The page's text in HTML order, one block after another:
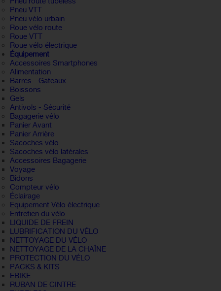
Pneu VTT
Pneu vélo urbain
Roue vélo route
Roue VTT
Roue vélo électrique
Équipement
Accessoires Smartphones
Alimentation
Barres - Gateaux
Boissons
Gels
Antivols - Sécurité
Bagagerie vélo
Panier Avant
Panier Arrière
Sacoches vélo
Sacoches vélo latérales
Accessoires Bagagerie
Voyage
Bidons
Compteur vélo
Éclairage
Equipement Vélo électrique
Entretien du vélo
LIQUIDE DE FREIN
LUBRIFICATION DU VÉLO
NETTOYAGE DU VÉLO
NETTOYAGE DE LA CHAÎNE
PROTECTION DU VÉLO
PACKS & KITS
EBIKE
RUBAN DE CINTRE